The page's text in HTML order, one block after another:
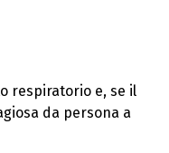
respiratorio e, se il
da persona a